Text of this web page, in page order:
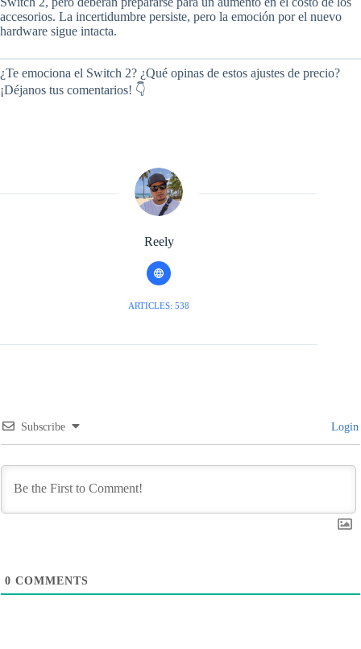
accesorios. La incertidumbre persiste, pero la emoción por el nuevo
hardware sigue intacta.
¿Te emociona el Switch 2? ¿Qué opinas de estos ajustes de precio?
¡Déjanos tus comentarios! 👇
Reely
ARTICLES: 538
Subscribe Login
0 COMMENTS